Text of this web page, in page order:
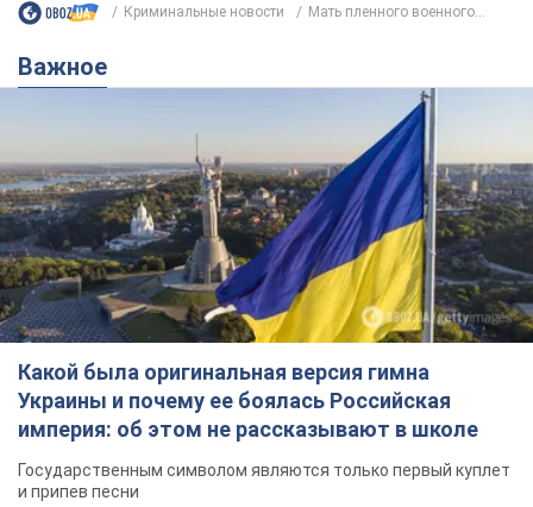
Криминальные новости Мать пленного военного...
Важное
Какой была оригинальная версия гимна
Украины и почему ее боялась Российская
империя: об этом не рассказывают в школе
Государственным символом являются только первый куплет
и припев песни